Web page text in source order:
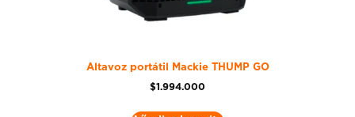
Altavoz portátil Mackie THUMP GO
$1.994.000